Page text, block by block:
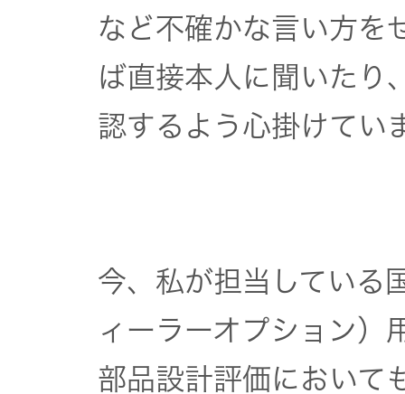
EXOFIELD
頭外定位
音場処理
技術
プ
など不確かな言い方を
ば直接本人に聞いたり
認するよう心掛けてい
今、私が担当している
ィーラーオプション）
部品設計評価において